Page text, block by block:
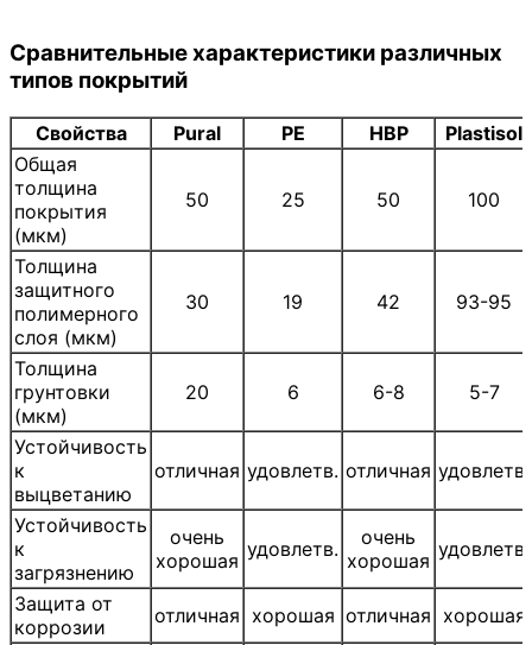
Сравнительные характеристики различных
типов покрытий
Свойства Pural РЕ НВР
Plastisol
Общая
толщина
покрытия
(мкм)
50 25 50 100
Толщина
защитного
полимерного
слоя (мкм)
30 19 42 93-95
Толщина
грунтовки
(мкм)
20 6 6-8 5-7
Устойчивость
к
выцветанию
отличная удовлетв. отличная удовлетв.
Устойчивость
к
загрязнению
очень
хорошая удовлетв.
очень
хорошая удовлетв.
Защита от
коррозии
отличная хорошая отличная хорошая